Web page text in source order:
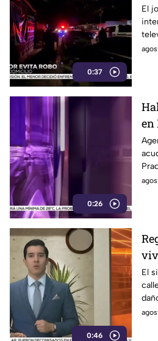
0:37
El
0:26
en
0:46
El